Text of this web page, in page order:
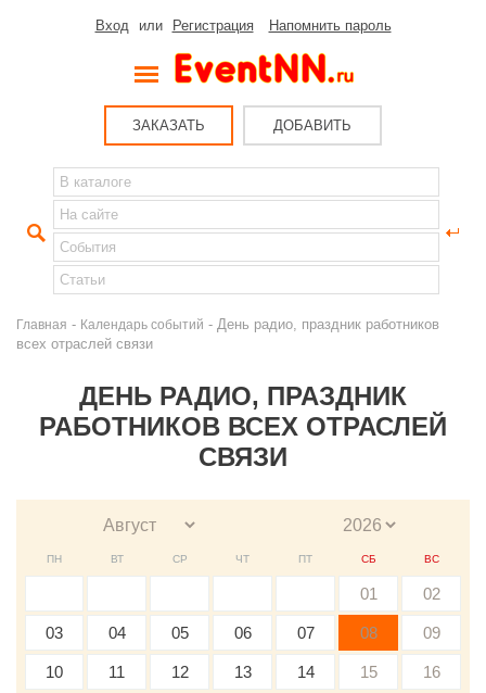
Вход или Регистрация Напомнить пароль
ЗАКАЗАТЬ ДОБАВИТЬ
Главная - Календарь событий - День радио, праздник работников
всех отраслей связи
ДЕНЬ РАДИО, ПРАЗДНИК
РАБОТНИКОВ ВСЕХ ОТРАСЛЕЙ
СВЯЗИ
ПН ВТ СР ЧТ ПТ СБ ВС
01 02
03 04 05 06 07 08 09
10 11 12 13 14 15 16